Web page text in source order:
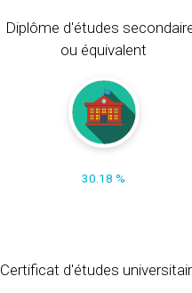
Diplôme d'études
ou équivalent
30.18 %
Certificat d'études